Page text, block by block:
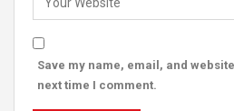
Save my name, email, and
next time I comment.